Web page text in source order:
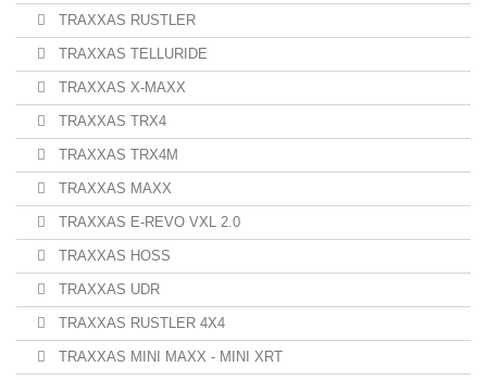
TRAXXAS RUSTLER
TRAXXAS TELLURIDE
TRAXXAS X-MAXX
TRAXXAS TRX4
TRAXXAS TRX4M
TRAXXAS MAXX
TRAXXAS E-REVO VXL 2.0
TRAXXAS HOSS
TRAXXAS UDR
TRAXXAS RUSTLER 4X4
TRAXXAS MINI MAXX - MINI XRT